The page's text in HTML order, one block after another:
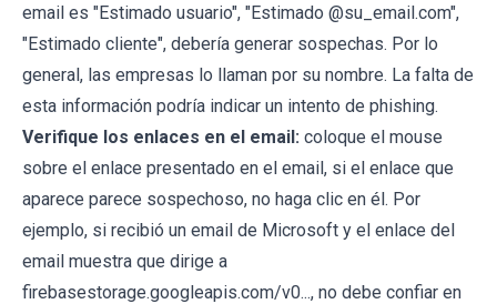
email es "Estimado usuario", "Estimado @su_email.com",
"Estimado cliente", debería generar sospechas. Por lo
general, las empresas lo llaman por su nombre. La falta de
esta información podría indicar un intento de phishing.
Verifique los enlaces en el email: coloque el mouse
sobre el enlace presentado en el email, si el enlace que
aparece parece sospechoso, no haga clic en él. Por
ejemplo, si recibió un email de Microsoft y el enlace del
email muestra que dirige a
firebasestorage.googleapis.com/v0..., no debe confiar en